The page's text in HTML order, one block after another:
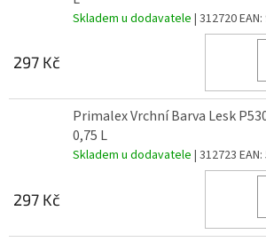
Skladem u dodavatele | 312720EAN:
297 Kč
Primalex Vrchní Barva Lesk
0,75 L
Skladem u dodavatele | 312723 EAN:
297 Kč